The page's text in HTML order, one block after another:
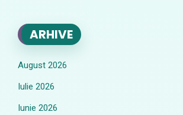
ARHIVE
August 2026
Iulie 2026
Iunie 2026